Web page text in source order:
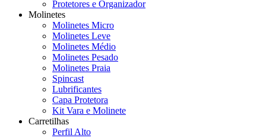
Protetores e Organizador
Molinetes
Molinetes Micro
Molinetes Leve
Molinetes Médio
Molinetes Pesado
Molinetes Praia
Spincast
Lubrificantes
Capa Protetora
Kit Vara e Molinete
Carretilhas
Perfil Alto